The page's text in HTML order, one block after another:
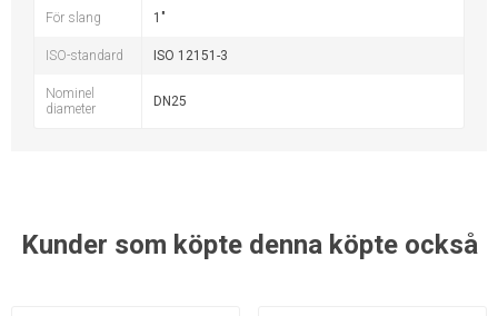
För slang 1"
ISO-standard ISO 12151-3
Nominel
diameter
DN25
Kunder som köpte denna köpte också